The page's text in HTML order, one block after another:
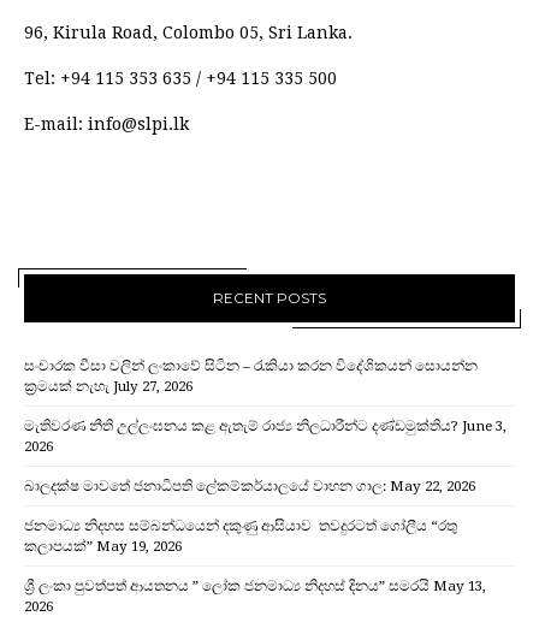
96, Kirula Road, Colombo 05, Sri Lanka.
Tel: +94 115 353 635 / +94 115 335 500
E-mail: info@slpi.lk
RECENT POSTS
සංචාරක වීසා වලින් ලංකාවේ සිටින – රැකියා කරන විදේශිකයන් සොයන්න
ක්‍රමයක් නැහැ July 27, 2026
මැතිවරණ නීති උල්ලංඝනය කළ ඇතැම් රාජ්‍ය නිලධාරීන්ට දණ්ඩමුක්තිය? June 3,
2026
බාලදක්ෂ මාවතේ ජනාධිපති ලේකම්කර්යාලයේ වාහන ගාල: May 22, 2026
ජනමාධ්‍ය නිදහස සම්බන්ධයෙන් දකුණු ආසියාව තවදුරටත් ගෝලීය “රතු
කලාපයක්” May 19, 2026
ශ්‍රී ලංකා පුවත්පත් ආයතනය ” ලෝක ජනමාධ්‍ය නිදහස් දිනය” සමරයි May 13,
2026